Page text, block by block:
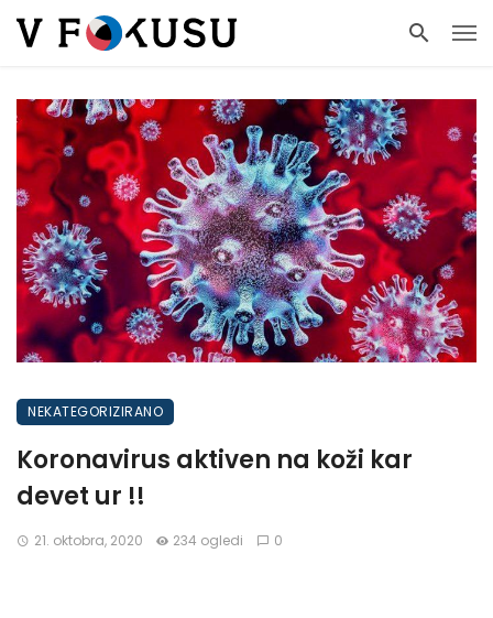
NEKATEGORIZIRANO
Koronavirus aktiven na koži kar
devet ur !!
21. oktobra, 2020 234 ogledi 0